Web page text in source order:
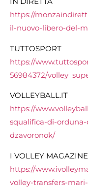
https://
il-nuovo-libero-del-
TUTTOSPORT
https://
56984372/
VOLLEYBALL.IT
https://
squalifica-di-
dzavoronok/
I VOLLEY MAGAZINE
https://
volley-transfers-